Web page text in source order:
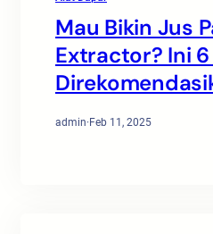
Mau Bikin Jus
Extractor? Ini 6
admin·Feb 11, 2025